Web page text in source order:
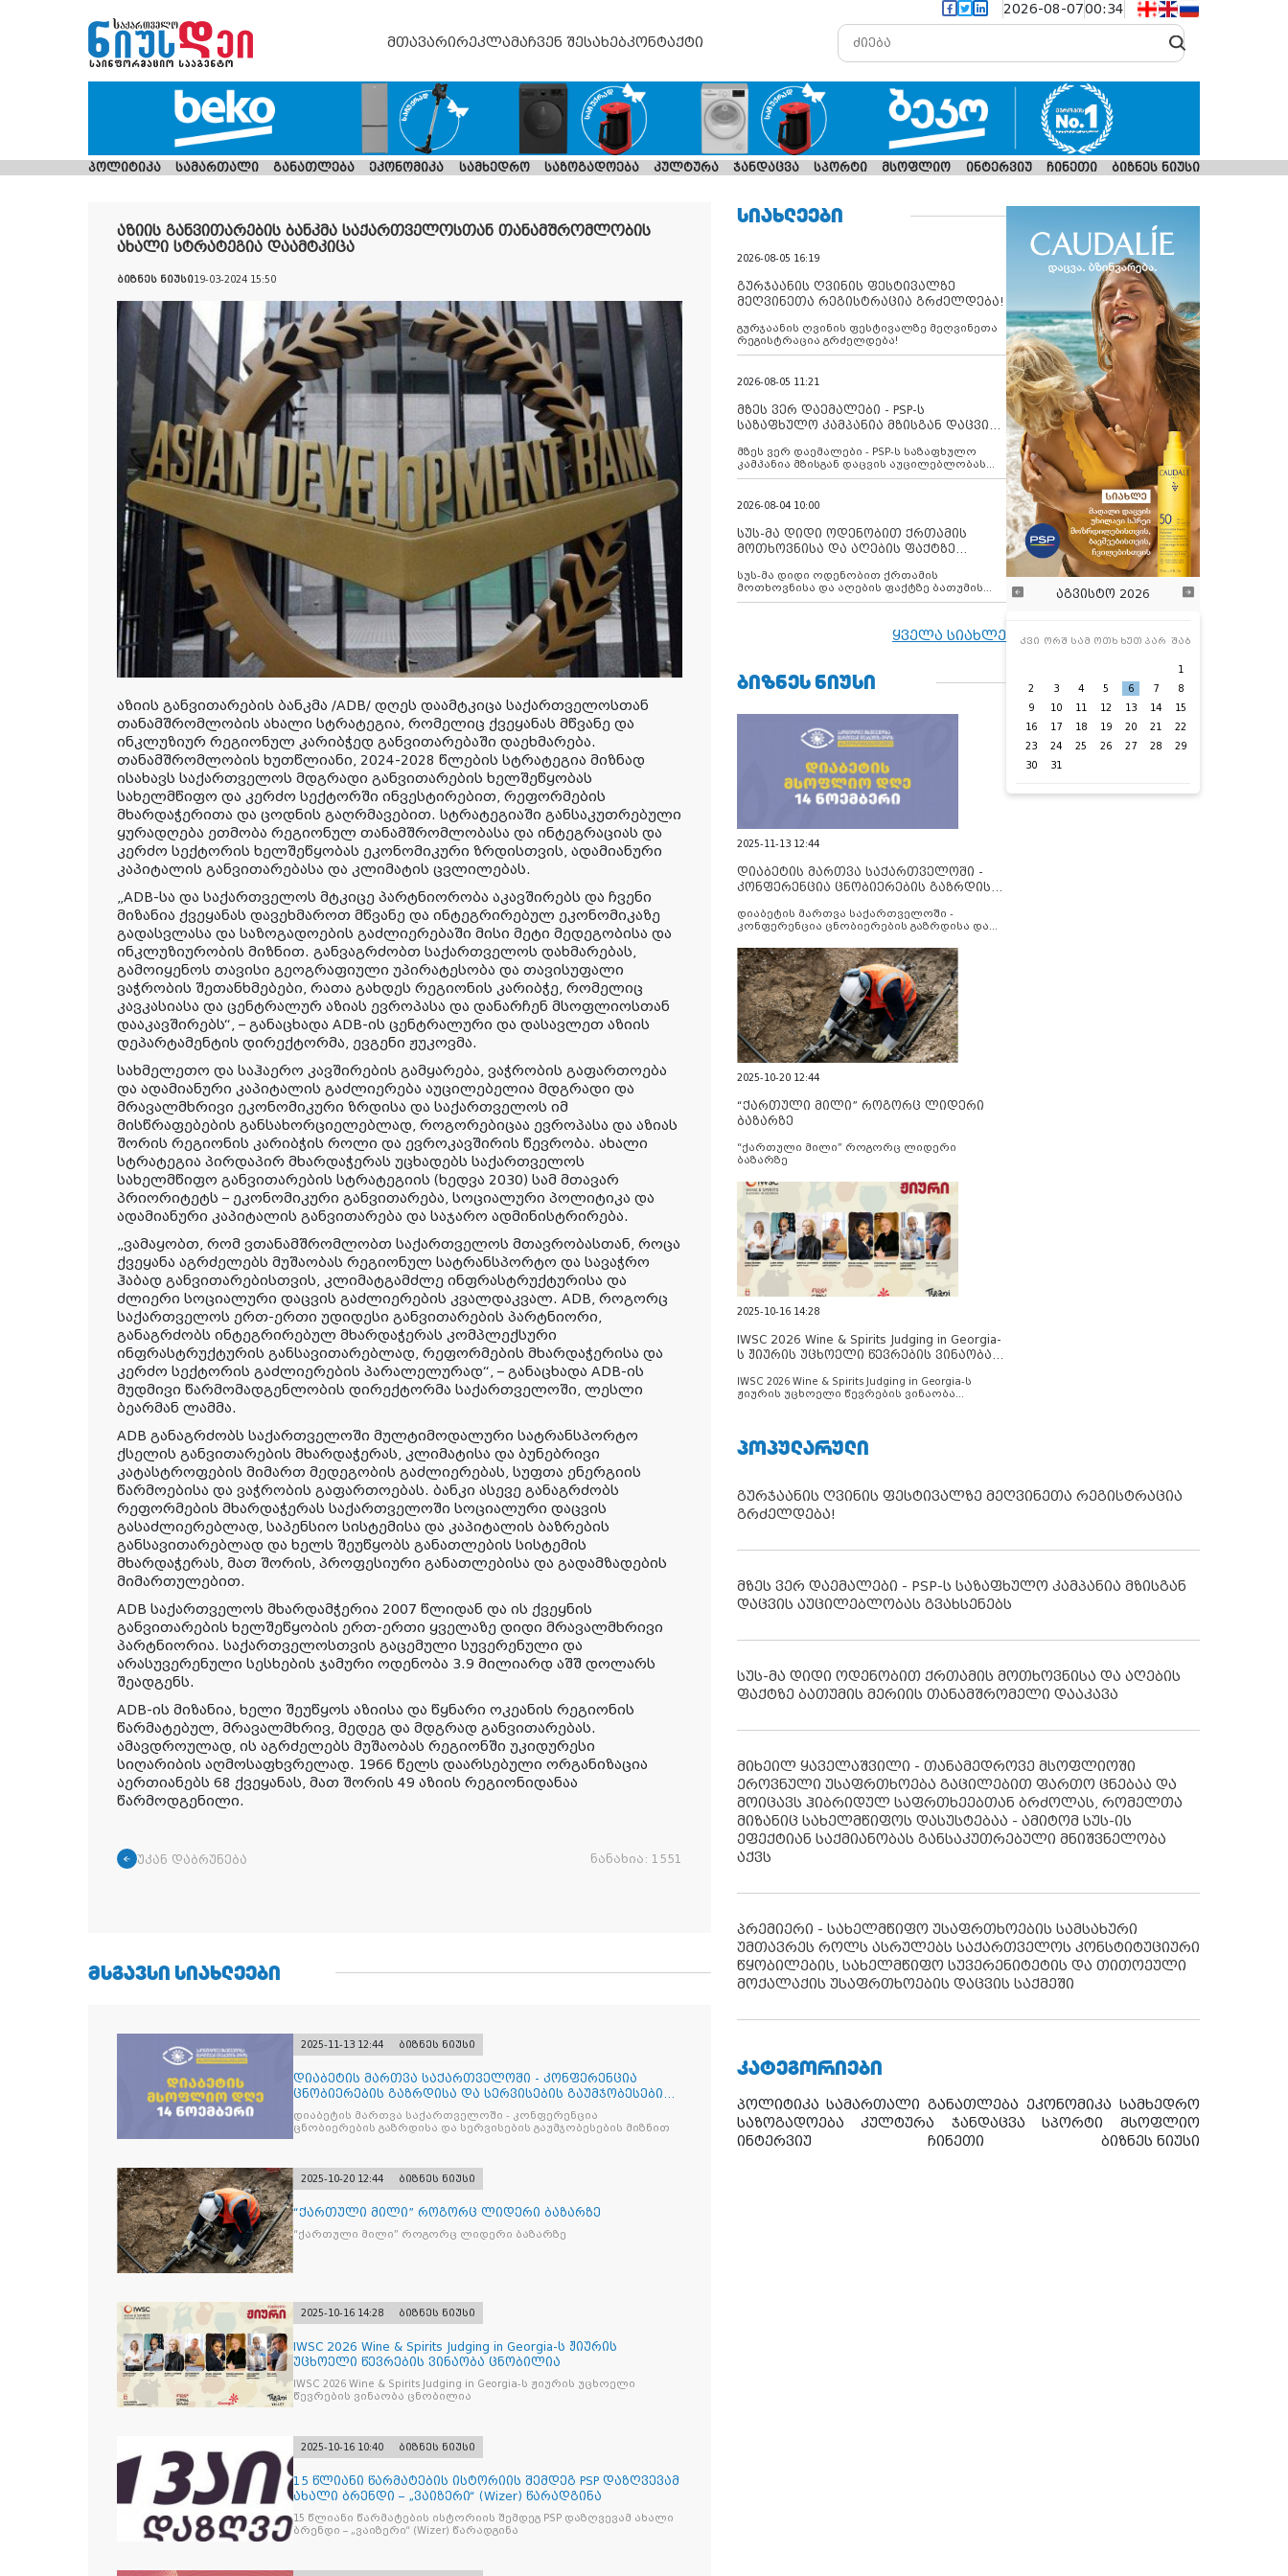
2026-08-0700:34
მთავარირეკლამაჩვენ შესახებკონტაქტი
პოლიტიკა სამართალი განათლება ეკონომიკა სამხედრო საზოგადოება კულტურა ჯანდაცვა სპორტი მსოფლიო ინტერვიუ ჩინეთი ბიზნეს ნიუსი
აზიის განვითარების ბანკმა საქართველოსთან თანამშრომლობის
ახალი სტრატეგია დაამტკიცა
ბიზნეს ნიუსი19-03-2024 15:50
აზიის განვითარების ბანკმა /ADB/ დღეს დაამტკიცა საქართველოსთან
თანამშრომლობის ახალი სტრატეგია, რომელიც ქვეყანას მწვანე და
ინკლუზიურ რეგიონულ კარიბჭედ განვითარებაში დაეხმარება.
თანამშრომლობის ხუთწლიანი, 2024-2028 წლების სტრატეგია მიზნად
ისახავს საქართველოს მდგრადი განვითარების ხელშეწყობას
სახელმწიფო და კერძო სექტორში ინვესტირებით, რეფორმების
მხარდაჭერითა და ცოდნის გაღრმავებით. სტრატეგიაში განსაკუთრებული
ყურადღება ეთმობა რეგიონულ თანამშრომლობასა და ინტეგრაციას და
კერძო სექტორის ხელშეწყობას ეკონომიკური ზრდისთვის, ადამიანური
კაპიტალის განვითარებასა და კლიმატის ცვლილებას.
„ADB-სა და საქართველოს მტკიცე პარტნიორობა აკავშირებს და ჩვენი
მიზანია ქვეყანას დავეხმაროთ მწვანე და ინტეგრირებულ ეკონომიკაზე
გადასვლასა და საზოგადოების გაძლიერებაში მისი მეტი მედეგობისა და
ინკლუზიურობის მიზნით. განვაგრძობთ საქართველოს დახმარებას,
გამოიყენოს თავისი გეოგრაფიული უპირატესობა და თავისუფალი
ვაჭრობის შეთანხმებები, რათა გახდეს რეგიონის კარიბჭე, რომელიც
კავკასიასა და ცენტრალურ აზიას ევროპასა და დანარჩენ მსოფლიოსთან
დააკავშირებს“, – განაცხადა ADB-ის ცენტრალური და დასავლეთ აზიის
დეპარტამენტის დირექტორმა, ევგენი ჟუკოვმა.
სახმელეთო და საჰაერო კავშირების გამყარება, ვაჭრობის გაფართოება
და ადამიანური კაპიტალის გაძლიერება აუცილებელია მდგრადი და
მრავალმხრივი ეკონომიკური ზრდისა და საქართველოს იმ
მისწრაფებების განსახორციელებლად, როგორებიცაა ევროპასა და აზიას
შორის რეგიონის კარიბჭის როლი და ევროკავშირის წევრობა. ახალი
სტრატეგია პირდაპირ მხარდაჭერას უცხადებს საქართველოს
სახელმწიფო განვითარების სტრატეგიის (ხედვა 2030) სამ მთავარ
პრიორიტეტს – ეკონომიკური განვითარება, სოციალური პოლიტიკა და
ადამიანური კაპიტალის განვითარება და საჯარო ადმინისტრირება.
„ვამაყობთ, რომ ვთანამშრომლობთ საქართველოს მთავრობასთან, როცა
ქვეყანა აგრძელებს მუშაობას რეგიონულ სატრანსპორტო და სავაჭრო
ჰაბად განვითარებისთვის, კლიმატგამძლე ინფრასტრუქტურისა და
ძლიერი სოციალური დაცვის გაძლიერების კვალდაკვალ. ADB, როგორც
საქართველოს ერთ-ერთი უდიდესი განვითარების პარტნიორი,
განაგრძობს ინტეგრირებულ მხარდაჭერას კომპლექსური
ინფრასტრუქტურის განსავითარებლად, რეფორმების მხარდაჭერისა და
კერძო სექტორის გაძლიერების პარალელურად“, – განაცხადა ADB-ის
მუდმივი წარმომადგენლობის დირექტორმა საქართველოში, ლესლი
ბეარმან ლამმა.
ADB განაგრძობს საქართველოში მულტიმოდალური სატრანსპორტო
ქსელის განვითარების მხარდაჭერას, კლიმატისა და ბუნებრივი
კატასტროფების მიმართ მედეგობის გაძლიერებას, სუფთა ენერგიის
წარმოებისა და ვაჭრობის გაფართოებას. ბანკი ასევე განაგრძობს
რეფორმების მხარდაჭერას საქართველოში სოციალური დაცვის
გასაძლიერებლად, საპენსიო სისტემისა და კაპიტალის ბაზრების
განსავითარებლად და ხელს შეუწყობს განათლების სისტემის
მხარდაჭერას, მათ შორის, პროფესიური განათლებისა და გადამზადების
მიმართულებით.
ADB საქართველოს მხარდამჭერია 2007 წლიდან და ის ქვეყნის
განვითარების ხელშეწყობის ერთ-ერთი ყველაზე დიდი მრავალმხრივი
პარტნიორია. საქართველოსთვის გაცემული სუვერენული და
არასუვერენული სესხების ჯამური ოდენობა 3.9 მილიარდ აშშ დოლარს
შეადგენს.
ADB-ის მიზანია, ხელი შეუწყოს აზიისა და წყნარი ოკეანის რეგიონის
წარმატებულ, მრავალმხრივ, მედეგ და მდგრად განვითარებას.
ამავდროულად, ის აგრძელებს მუშაობას რეგიონში უკიდურესი
სიღარიბის აღმოსაფხვრელად. 1966 წელს დაარსებული ორგანიზაცია
აერთიანებს 68 ქვეყანას, მათ შორის 49 აზიის რეგიონიდანაა
წარმოდგენილი.
უკან დაბრუნება ნანახია: 1551
ᲛᲡᲒᲐᲕᲡᲘ ᲡᲘᲐᲮᲚᲔᲔᲑᲘ
2025-11-13 12:44 ბიზნეს ნიუსი
დიაბეტის მართვა საქართველოში - კონფერენცია
ცნობიერების გაზრდისა და სერვისების გაუმჯობესების
მიზნით
დიაბეტის მართვა საქართველოში - კონფერენცია
ცნობიერების გაზრდისა და სერვისების გაუმჯობესების მიზნით
2025-10-20 12:44 ბიზნეს ნიუსი
“ქართული მილი” როგორც ლიდერი ბაზარზე
“ქართული მილი” როგორც ლიდერი ბაზარზე
2025-10-16 14:28 ბიზნეს ნიუსი
IWSC 2026 Wine & Spirits Judging in Georgia-ს ჟიურის
უცხოელი წევრების ვინაობა ცნობილია
IWSC 2026 Wine & Spirits Judging in Georgia-ს ჟიურის უცხოელი
წევრების ვინაობა ცნობილია
2025-10-16 10:40 ბიზნეს ნიუსი
15 წლიანი წარმატების ისტორიის შემდეგ PSP დაზღვევამ
ახალი ბრენდი – „ვაიზერი“ (Wizer) წარადგინა
15 წლიანი წარმატების ისტორიის შემდეგ PSP დაზღვევამ ახალი
ბრენდი – „ვაიზერი“ (Wizer) წარადგინა
ᲡᲘᲐᲮᲚᲔᲔᲑᲘ
2026-08-05 16:19
გურჯაანის ღვინის ფესტივალზე
მეღვინეთა რეგისტრაცია გრძელდება!
გურჯაანის ღვინის ფესტივალზე მეღვინეთა
რეგისტრაცია გრძელდება!
2026-08-05 11:21
მზეს ვერ დაემალები - PSP-ს
საზაფხულო კამპანია მზისგან დაცვის
მზეს ვერ დაემალები - PSP-ს საზაფხულო
კამპანია მზისგან დაცვის აუცილებლობას
გვახსენებს
2026-08-04 10:00
სუს-მა დიდი ოდენობით ქრთამის
მოთხოვნისა და აღების ფაქტზე
დააკავა
სუს-მა დიდი ოდენობით ქრთამის
მოთხოვნისა და აღების ფაქტზე ბათუმის
მერიის თანამშრომელი დააკავა
ყველა სიახლე
ᲑᲘᲖᲜᲔᲡ ᲜᲘᲣᲡᲘ
2025-11-13 12:44
დიაბეტის მართვა საქართველოში -
კონფერენცია ცნობიერების გაზრდისა
დიაბეტის მართვა საქართველოში -
კონფერენცია ცნობიერების გაზრდისა და
2025-10-20 12:44
“ქართული მილი” როგორც ლიდერი
ბაზარზე
“ქართული მილი” როგორც ლიდერი
ბაზარზე
2025-10-16 14:28
IWSC 2026 Wine & Spirits Judging in Georgia-
ს ჟიურის უცხოელი წევრების ვინაობა
IWSC 2026 Wine & Spirits Judging in Georgia-ს
ჟიურის უცხოელი წევრების ვინაობა
აგვისტო 2026
კვი ორშ სამ ოთხ ხუთ პარ შაბ
1
2
3 4 5 6 7
8
9
10 11 12 13 14
15
16
17 18 19 20 21
22
23
24 25 26 27 28
29
30
31
ᲞᲝᲞᲣᲚᲐᲠᲣᲚᲘ
გურჯაანის ღვინის ფესტივალზე მეღვინეთა რეგისტრაცია
გრძელდება!
მზეს ვერ დაემალები - PSP-ს საზაფხულო კამპანია მზისგან
დაცვის აუცილებლობას გვახსენებს
სუს-მა დიდი ოდენობით ქრთამის მოთხოვნისა და აღების
ფაქტზე ბათუმის მერიის თანამშრომელი დააკავა
მიხეილ ყაველაშვილი - თანამედროვე მსოფლიოში
ეროვნული უსაფრთხოება გაცილებით ფართო ცნებაა და
მოიცავს ჰიბრიდულ საფრთხეებთან ბრძოლას, რომელთა
მიზანიც სახელმწიფოს დასუსტებაა - ამიტომ სუს-ის
ეფექტიან საქმიანობას განსაკუთრებული მნიშვნელობა
აქვს
პრემიერი - სახელმწიფო უსაფრთხოების სამსახური
უმთავრეს როლს ასრულებს საქართველოს კონსტიტუციური
წყობილების, სახელმწიფო სუვერენიტეტის და თითოეული
მოქალაქის უსაფრთხოების დაცვის საქმეში
ᲙᲐᲢᲔᲒᲝᲠᲘᲔᲑᲘ
პოლიტიკა სამართალი განათლება ეკონომიკა სამხედრო
საზოგადოება
კულტურა ჯანდაცვა სპორტი
მსოფლიო
ინტერვიუ
ჩინეთი ბიზნეს ნიუსი